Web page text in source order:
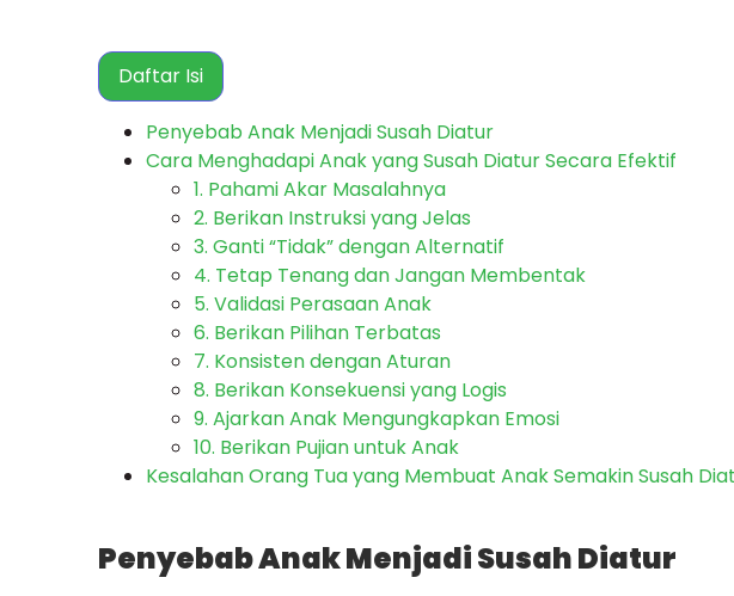
Daftar Isi
Penyebab Anak Menjadi Susah Diatur
Cara Menghadapi Anak yang Susah Diatur Secara Efektif
1. Pahami Akar Masalahnya
2. Berikan Instruksi yang Jelas
3. Ganti “Tidak” dengan Alternatif
4. Tetap Tenang dan Jangan Membentak
5. Validasi Perasaan Anak
6. Berikan Pilihan Terbatas
7. Konsisten dengan Aturan
8. Berikan Konsekuensi yang Logis
9. Ajarkan Anak Mengungkapkan Emosi
10. Berikan Pujian untuk Anak
Kesalahan Orang Tua yang Membuat Anak Semakin Susah
Penyebab Anak Menjadi Susah Diatur